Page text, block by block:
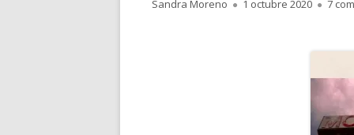
Autor
Sandra Moreno
Publicado
1 octubre 2020 7